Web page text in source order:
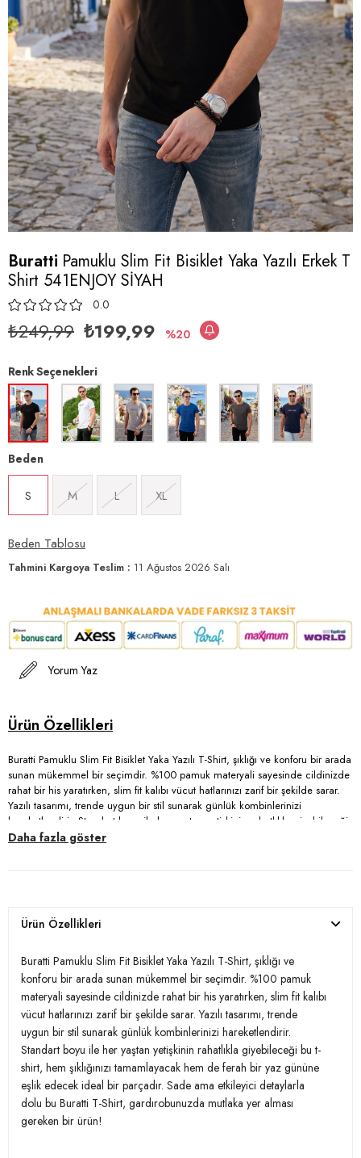
Buratti Pamuklu Slim Fit Bisiklet Yaka Yazılı Erkek T
Shirt 541ENJOY SİYAH
0.0
₺249,99 ₺199,99 20
Renk Seçenekleri
Beden
S M L XL
Beden Tablosu
Tahmini Kargoya Teslim : 11 Ağustos 2026 Salı
Yorum Yaz
Buratti Pamuklu Slim Fit Bisiklet Yaka Yazılı T-Shirt, şıklığı ve konforu bir arada
sunan mükemmel bir seçimdir. %100 pamuk materyali sayesinde cildinizde
rahat bir his yaratırken, slim fit kalıbı vücut hatlarınızı zarif bir şekilde sarar.
Yazılı tasarımı, trende uygun bir stil sunarak günlük kombinlerinizi
hareketlendirir. Standart boyu ile her yaştan yetişkinin rahatlıkla giyebileceği
bu t-shirt, hem şıklığınızı tamamlayacak hem de ferah bir yaz gününe eşlik
Shirt, gardırobunuzda mutlaka yer alması gereken bir ürün!
Kumaş Tipi:Belirtilmemiş
Boy:Standart
Kalıp Bilgisi:Slim Fit
Yaş Grubu: Yetişkin
Menşei:
Türkiye
3DY1541ENJOY.07
Daha fazla göster
Ürün Özellikleri
Buratti Pamuklu Slim Fit Bisiklet Yaka Yazılı T-Shirt, şıklığı ve
konforu bir arada sunan mükemmel bir seçimdir. %100 pamuk
materyali sayesinde cildinizde rahat bir his yaratırken, slim fit kalıbı
vücut hatlarınızı zarif bir şekilde sarar. Yazılı tasarımı, trende
uygun bir stil sunarak günlük kombinlerinizi hareketlendirir.
Standart boyu ile her yaştan yetişkinin rahatlıkla giyebileceği bu t-
shirt, hem şıklığınızı tamamlayacak hem de ferah bir yaz gününe
eşlik edecek ideal bir parçadır. Sade ama etkileyici detaylarla
dolu bu Buratti T-Shirt, gardırobunuzda mutlaka yer alması
gereken bir ürün!